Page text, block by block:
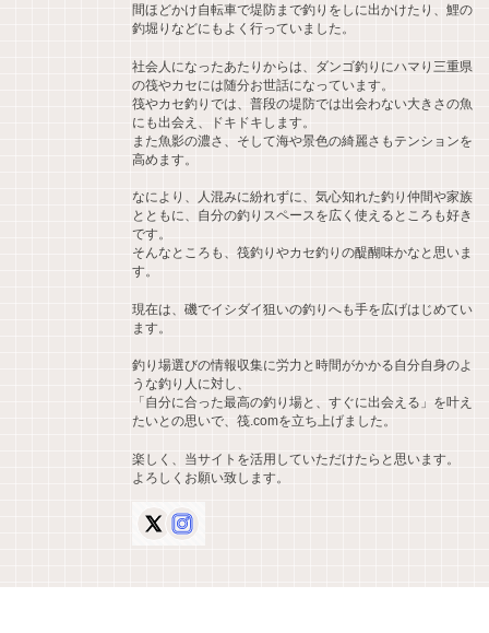
間ほどかけ自転車で堤防まで釣りをしに出かけたり、鯉の
釣堀りなどにもよく行っていました。
社会人になったあたりからは、ダンゴ釣りにハマり三重県
の筏やカセには随分お世話になっています。
筏やカセ釣りでは、普段の堤防では出会わない大きさの魚
にも出会え、ドキドキします。
また魚影の濃さ、そして海や景色の綺麗さもテンションを
高めます。
なにより、人混みに紛れずに、気心知れた釣り仲間や家族
とともに、自分の釣りスペースを広く使えるところも好き
です。
そんなところも、筏釣りやカセ釣りの醍醐味かなと思いま
す。
現在は、磯でイシダイ狙いの釣りへも手を広げはじめてい
ます。
釣り場選びの情報収集に労力と時間がかかる自分自身のよ
うな釣り人に対し、
「自分に合った最高の釣り場と、すぐに出会える」を叶え
たいとの思いで、筏.comを立ち上げました。
楽しく、当サイトを活用していただけたらと思います。
よろしくお願い致します。